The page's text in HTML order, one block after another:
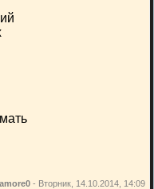
- Вторник, 14.10.2014, 14:09